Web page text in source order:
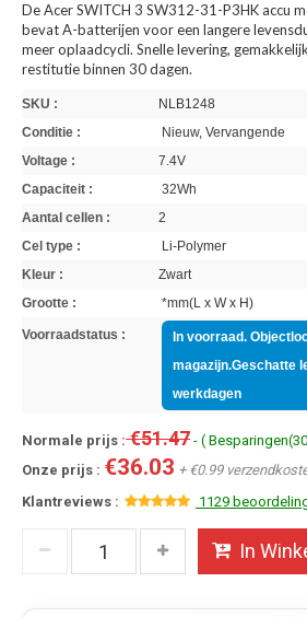
De Acer SWITCH 3 SW312-31-P3HK accu
bevat A-batterijen voor een langere
meer oplaadcycli. Snelle levering,
restitutie binnen 30 dagen.
SKU :
NLB1248
Conditie :
Nieuw, Vervangende
Voltage :
7.4V
Capaciteit :
32Wh
Aantal cellen :
2
Cel type :
Li-Polymer
Kleur :
Zwart
Grootte :
*mm(L x W x H)
Voorraadstatus :
In voorraad.
magazijn.Geschatte
werkdagen
Normale prijs :€51.47 - (
Onze prijs : €36.03 + €0.99
Klantreviews :
1129
In